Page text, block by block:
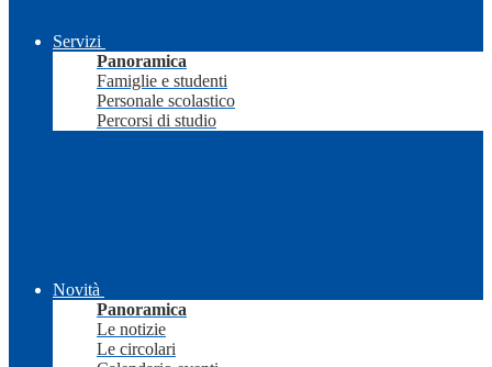
Servizi
Panoramica
Famiglie e studenti
Personale scolastico
Percorsi di studio
Novità
Panoramica
Le notizie
Le circolari